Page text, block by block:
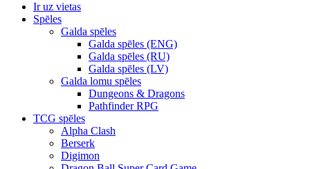
Ir uz vietas
Spēles
Galda spēles
Galda spēles (ENG)
Galda spēles (RU)
Galda spēles (LV)
Galda lomu spēles
Dungeons & Dragons
Pathfinder RPG
TCG spēles
Alpha Clash
Berserk
Digimon